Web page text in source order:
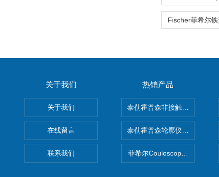
关于我们
关于我们
在线留言
联系我们
热销产品
泰勒霍普森非接触式轮廓仪
泰勒霍普森轮廓仪|TAYLOR
菲希尔Couloscope CMS2电